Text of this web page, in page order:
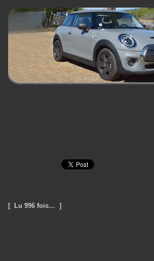
[ Lu 996 fois… ]